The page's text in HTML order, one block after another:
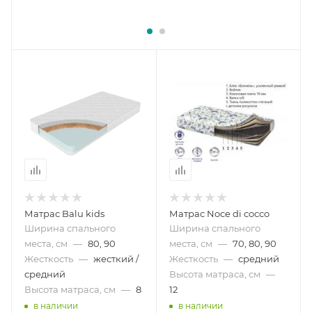
Матрас Balu kids
Ширина спального
места, см — 80, 90
Жесткость — жесткий /
средний
Высота матраса, см — 8
в наличии
Матрас Noce di cocco
Ширина спального
места, см — 70, 80, 90
Жесткость — средний
Высота матраса, см —
12
в наличии